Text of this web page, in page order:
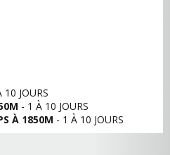
10 JOURS
- 1 À 10 JOURS
À 1850M - 1 À 10 JOURS